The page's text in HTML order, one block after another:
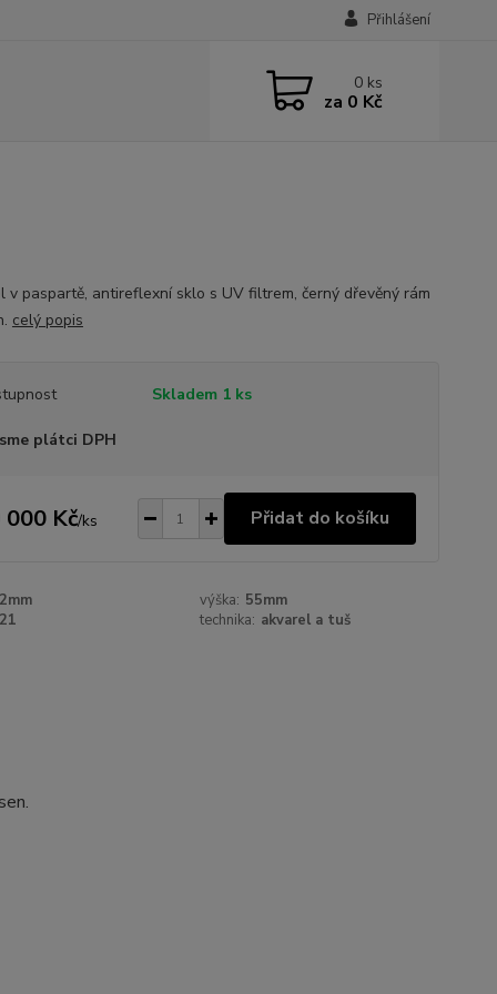
Přihlášení
0 ks
za 0 Kč
v paspartě, antireflexní sklo s UV filtrem, černý dřevěný rám
celý popis
Skladem 1 ks
plátci DPH
000 Kč/ks Přidat do košíku
výška: 55mm
technika: akvarel a tuš